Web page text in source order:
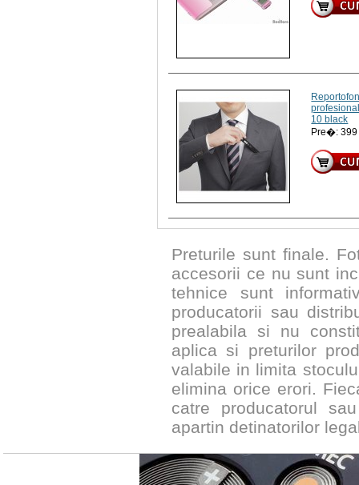
10 black
Pre�: 399
Preturile sunt finale.
accesorii ce nu sunt
tehnice sunt
producatorii sau
prealabila si nu
aplica si preturilor
valabile in limita
elimina orice erori.
catre producatorul
apartin detinatorilor